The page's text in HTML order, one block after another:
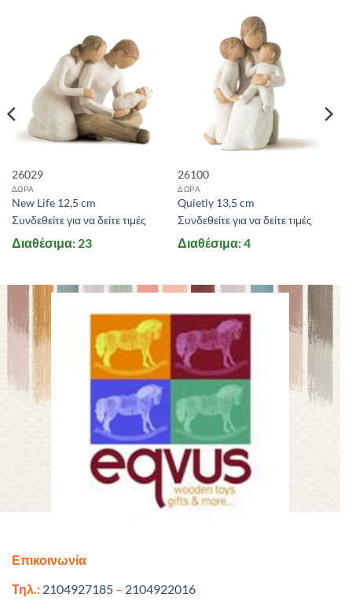
26029
ΔΩΡΑ
New Life 12,5 cm
Συνδεθείτε για να δείτε τιμές
Διαθέσιμα: 23
26100
ΔΩΡΑ
Quietly 13,5 cm
Συνδεθείτε για να δείτε τιμές
Διαθέσιμα: 4
Επικοινωνία
Τηλ.: 2104927185 – 2104922016